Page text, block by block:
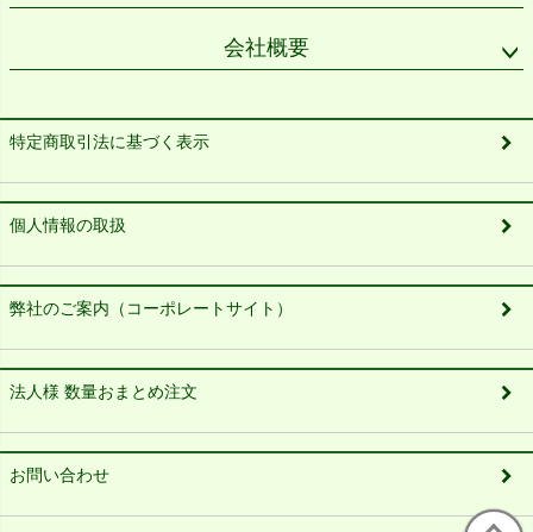
会社概要
特定商取引法に基づく表示
個人情報の取扱
弊社のご案内（コーポレートサイト）
法人様 数量おまとめ注文
お問い合わせ